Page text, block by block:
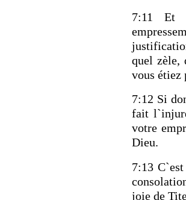
7:11 Et
quel zèle,
vous étiez
7:12 Si
fait
votre
Dieu.
7:13
joie de
RETOUR À LA SOURCE DE LA VIE |